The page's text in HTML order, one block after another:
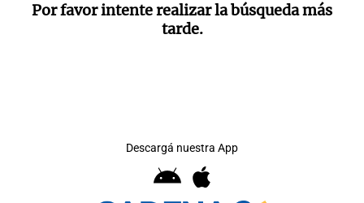
Por favor intente realizar la búsqueda más
tarde.
Descargá nuestra App